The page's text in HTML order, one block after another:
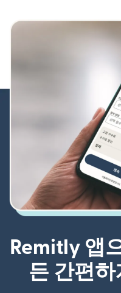
Remitly 앱
든 간편